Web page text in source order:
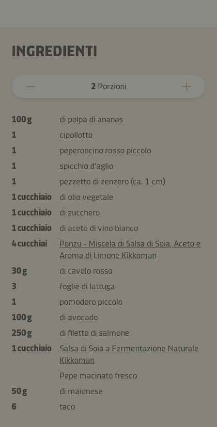
INGREDIENTI
2 Porzioni
100 g
di polpa di ananas
1
cipollotto
1
peperoncino rosso piccolo
1
spicchio d'aglio
1
pezzetto di zenzero (ca. 1 cm)
1 cucchiaio
di olio vegetale
1 cucchiaio
di zucchero
1 cucchiaio
di aceto di vino bianco
4 cucchiai
Ponzu - Miscela di Salsa di Soia, Aceto e
Aroma di Limone Kikkoman
30 g
di cavolo rosso
3
foglie di lattuga
1
pomodoro piccolo
100 g
di avocado
250 g
di filetto di salmone
1 cucchiaio
Salsa di Soia a Fermentazione Naturale
Kikkoman
Pepe macinato fresco
50 g
di maionese
6
taco